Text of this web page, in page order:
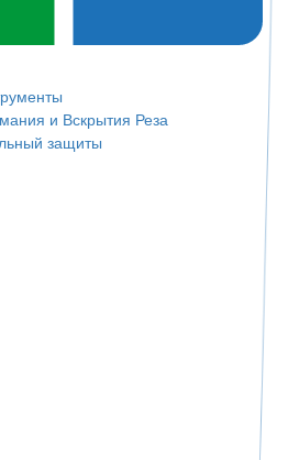
и Вскрытия Реза
защиты